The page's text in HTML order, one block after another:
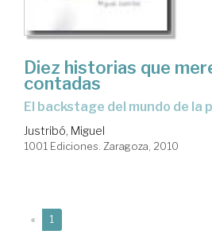
Diez historias que
contadas
el backstage del mundo de la
Justribó, Miguel
1001 Ediciones. Zaragoza, 2010
« 1